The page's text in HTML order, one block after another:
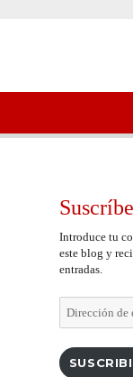
Introduce tu
este blog y
entradas.
de